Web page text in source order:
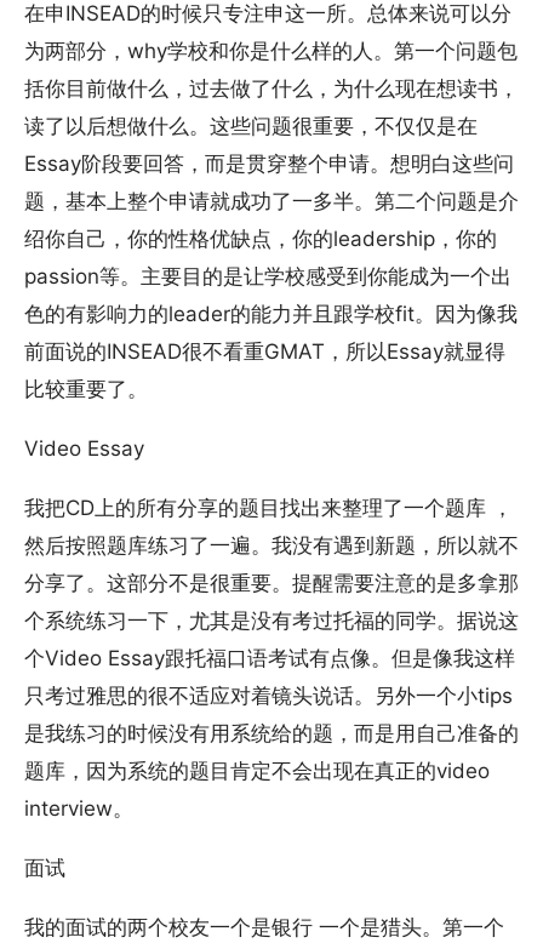
在申INSEAD的时候只专注申这一所。总体来说可以分
为两部分，why学校和你是什么样的人。第一个问题包
括你目前做什么，过去做了什么，为什么现在想读书，
读了以后想做什么。这些问题很重要，不仅仅是在
Essay阶段要回答，而是贯穿整个申请。想明白这些问
题，基本上整个申请就成功了一多半。第二个问题是介
绍你自己，你的性格优缺点，你的leadership，你的
passion等。主要目的是让学校感受到你能成为一个出
色的有影响力的leader的能力并且跟学校fit。因为像我
前面说的INSEAD很不看重GMAT，所以Essay就显得
比较重要了。
Video Essay
我把CD上的所有分享的题目找出来整理了一个题库 ，
然后按照题库练习了一遍。我没有遇到新题，所以就不
分享了。这部分不是很重要。提醒需要注意的是多拿那
个系统练习一下，尤其是没有考过托福的同学。据说这
个Video Essay跟托福口语考试有点像。但是像我这样
只考过雅思的很不适应对着镜头说话。另外一个小tips
是我练习的时候没有用系统给的题，而是用自己准备的
题库，因为系统的题目肯定不会出现在真正的video
interview。
面试
我的面试的两个校友一个是银行 一个是猎头。第一个